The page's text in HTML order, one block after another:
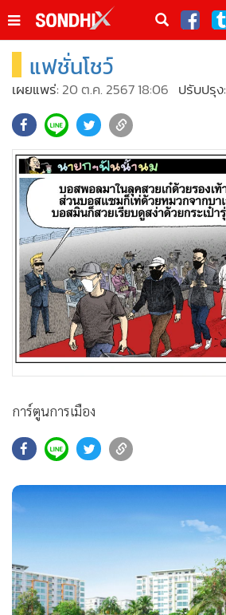
ดต
หน้าหลัก
• SondhiX
• Social
• World Talk
• Sondhitalk
• ผู้เฒ่าเล่าเรื่อง
•
ข่าวลึกปมลับ
• Exclusive Health
• ผู้จัดกวน
• น่าสนใจ
• ข่าวอัพเดต
• เศรษฐกิจ-ธุรกิจ
• สังคม-โซเชียล
แฟชั่นโชว์
เผยแพร่: 20 ต.ค. 2567 18:06 ปรับปรุง:
การ์ตูนการเมือง